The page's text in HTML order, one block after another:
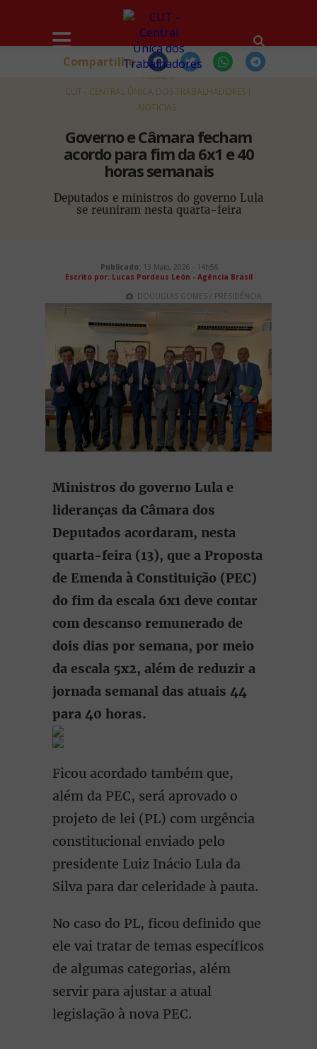
HOME
CUT - CENTRAL ÚNICA DOS TRABALHADORES
NOTÍCIAS
Governo e Câmara fecham
acordo para fim da 6x1 e 40
horas semanais
Deputados e ministros do governo Lula
se reuniram nesta quarta-feira
Compartilhe
Publicado: 13 Maio, 2026 - 14h56
Escrito por: Lucas Pordeus León - Agência Brasil
DOUUGLAS GOMES / PRESIDÊNCIA
Ministros do governo Lula e
lideranças da Câmara dos
Deputados acordaram, nesta
quarta-feira (13), que a Proposta
de Emenda à Constituição (PEC)
do fim da escala 6x1 deve contar
com descanso remunerado de
dois dias por semana, por meio
da escala 5x2, além de reduzir a
jornada semanal das atuais 44
para 40 horas.
Ficou acordado também que,
além da PEC, será aprovado o
projeto de lei (PL) com urgência
constitucional enviado pelo
presidente Luiz Inácio Lula da
Silva para dar celeridade à pauta.
No caso do PL, ficou definido que
ele vai tratar de temas específicos
de algumas categorias, além
servir para ajustar a atual
legislação à nova PEC.